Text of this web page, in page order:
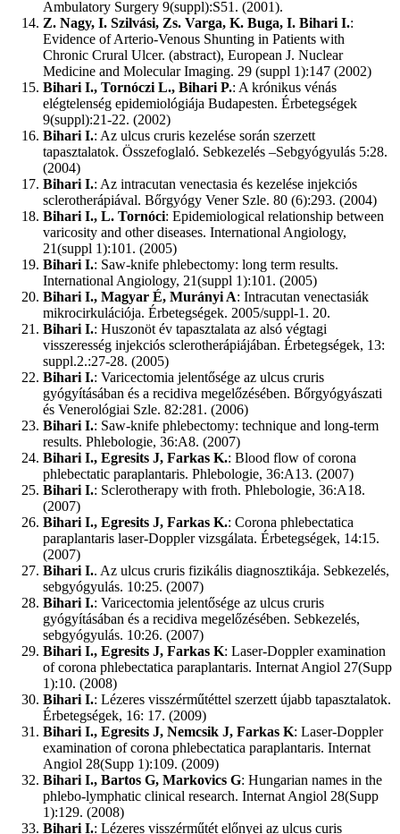
Ambulatory Surgery 9(suppl):S51. (2001).
Z. Nagy, I. Szilvási, Zs. Varga, K. Buga, I. Bihari I.:
Evidence of Arterio-Venous Shunting in Patients with
Chronic Crural Ulcer. (abstract), European J. Nuclear
Medicine and Molecular Imaging. 29 (suppl 1):147 (2002)
Bihari I., Tornóczi L., Bihari P.: A krónikus vénás
elégtelenség epidemiológiája Budapesten. Érbetegségek
9(suppl):21-22. (2002)
Bihari I.: Az ulcus cruris kezelése során szerzett
tapasztalatok. Összefoglaló. Sebkezelés –Sebgyógyulás 5:28.
(2004)
Bihari I.: Az intracutan venectasia és kezelése injekciós
sclerotherápiával. Bőrgyógy Vener Szle. 80 (6):293. (2004)
Bihari I., L. Tornóci: Epidemiological relationship between
varicosity and other diseases. International Angiology,
21(suppl 1):101. (2005)
Bihari I.: Saw-knife phlebectomy: long term results.
International Angiology, 21(suppl 1):101. (2005)
Bihari I., Magyar É, Murányi A: Intracutan venectasiák
mikrocirkulációja. Érbetegségek. 2005/suppl-1. 20.
Bihari I.: Huszonöt év tapasztalata az alsó végtagi
visszeresség injekciós sclerotherápiájában. Érbetegségek, 13:
suppl.2.:27-28. (2005)
Bihari I.: Varicectomia jelentősége az ulcus cruris
gyógyításában és a recidiva megelőzésében. Bőrgyógyászati
és Venerológiai Szle. 82:281. (2006)
Bihari I.: Saw-knife phlebectomy: technique and long-term
results. Phlebologie, 36:A8. (2007)
Bihari I., Egresits J, Farkas K.: Blood flow of corona
phlebectatic paraplantaris. Phlebologie, 36:A13. (2007)
Bihari I.: Sclerotherapy with froth. Phlebologie, 36:A18.
(2007)
Bihari I., Egresits J, Farkas K.: Corona phlebectatica
paraplantaris laser-Doppler vizsgálata. Érbetegségek, 14:15.
(2007)
Bihari I.. Az ulcus cruris fizikális diagnosztikája. Sebkezelés,
sebgyógyulás. 10:25. (2007)
Bihari I.: Varicectomia jelentősége az ulcus cruris
gyógyításában és a recidiva megelőzésében. Sebkezelés,
sebgyógyulás. 10:26. (2007)
Bihari I., Egresits J, Farkas K: Laser-Doppler examination
of corona phlebectatica paraplantaris. Internat Angiol 27(Supp
1):10. (2008)
Bihari I.: Lézeres visszérműtéttel szerzett újabb tapasztalatok.
Érbetegségek, 16: 17. (2009)
Bihari I., Egresits J, Nemcsik J, Farkas K: Laser-Doppler
examination of corona phlebectatica paraplantaris. Internat
Angiol 28(Supp 1):109. (2009)
Bihari I., Bartos G, Markovics G: Hungarian names in the
phlebo-lymphatic clinical research. Internat Angiol 28(Supp
1):129. (2008)
Bihari I.: Lézeres visszérműtét előnyei az ulcus curis